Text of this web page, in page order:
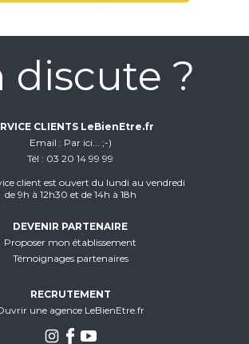
discute ?
CLIENTS LeBienEtre.fr
Email
Par ici... ;-)
Tél
03 20 14 99 99
client est ouvert du lundi au vendredi
de 9h à 12h30 et de 14h à 18h
DEVENIR PARTENAIRE
Proposer mon établissement
Témoignages partenaires
RECRUTEMENT
une agence LeBienEtre.fr